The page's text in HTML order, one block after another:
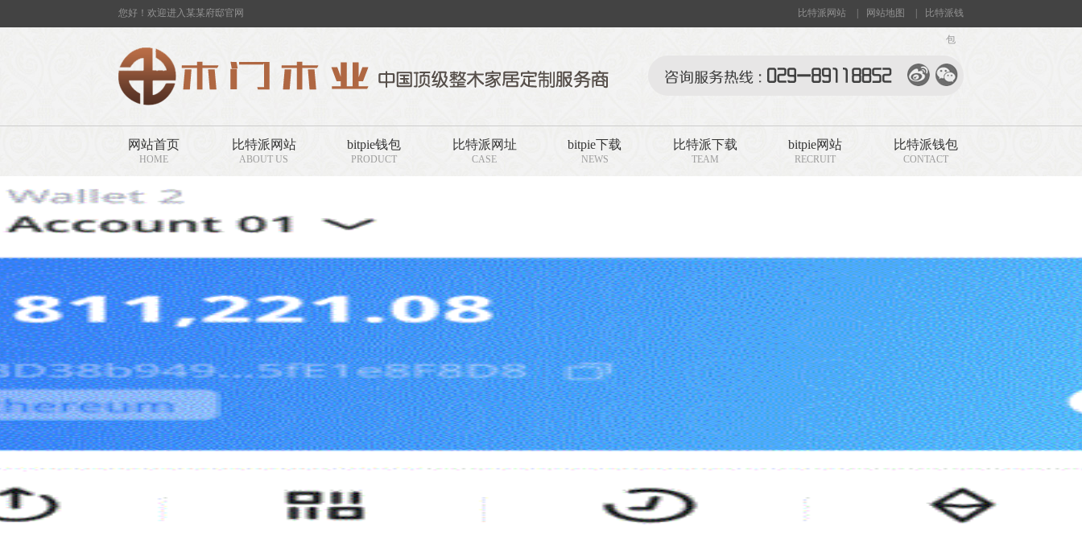
您好！欢迎进入某某府邸官网 比特派网站 网站地图 比特派钱
包
网站首页
HOME
比特派网站
ABOUT US
bitpie钱包
PRODUCT
比特派网址
CASE
bitpie下载
NEWS
比特派下载
TEAM
bitpie网站
RECRUIT
比特派钱包
CONTACT